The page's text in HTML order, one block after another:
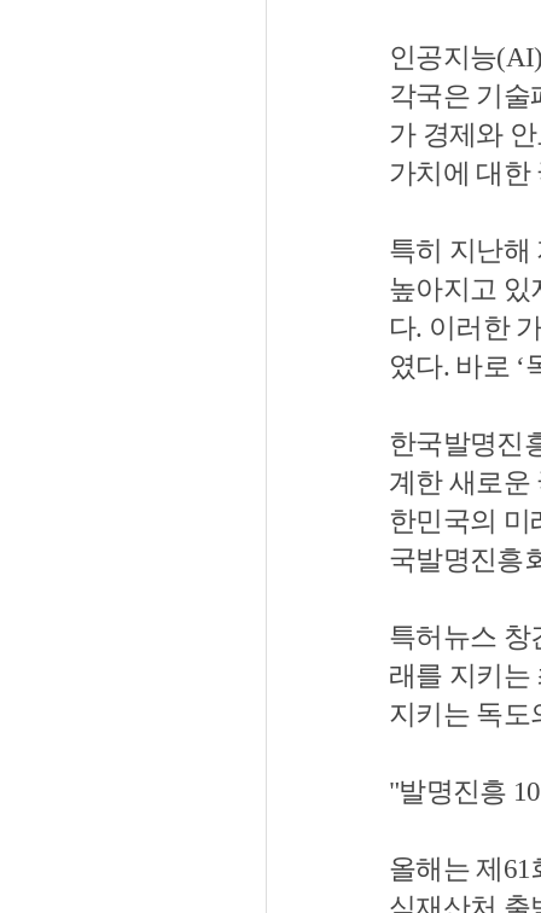
인공지능
각국은 기술
가 경제와
가치에 대한
특히 지난해
높아지고 있
다. 이러한
였다. 바로 ‘
한국발명진
계한 새로운
한민국의 미
국발명진흥
특허뉴스 창
래를 지키는
지키는 독도
"발명진흥
올해는 제